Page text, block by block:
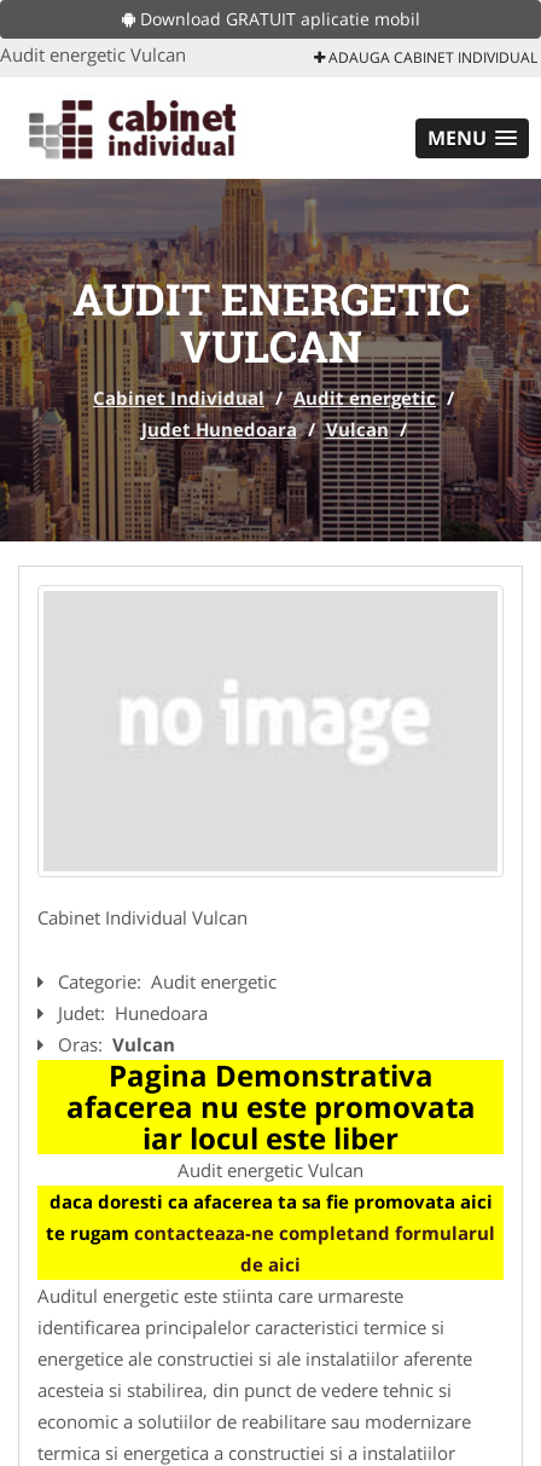
Download GRATUIT aplicatie mobil
Audit energetic Vulcan ADAUGA CABINET INDIVIDUAL
MENU
AUDIT ENERGETIC
VULCAN
Cabinet Individual / Audit energetic /
Judet Hunedoara / Vulcan /
Cabinet Individual Vulcan
Categorie: Audit energetic
Judet: Hunedoara
Oras: Vulcan
Pagina Demonstrativa
afacerea nu este promovata
iar locul este liber
Audit energetic Vulcan
daca doresti ca afacerea ta sa fie promovata aici
te rugam contacteaza-ne completand formularul
de aici
Auditul energetic este stiinta care urmareste
identificarea principalelor caracteristici termice si
energetice ale constructiei si ale instalatiilor aferente
acesteia si stabilirea, din punct de vedere tehnic si
economic a solutiilor de reabilitare sau modernizare
termica si energetica a constructiei si a instalatiilor